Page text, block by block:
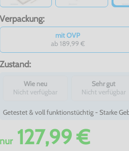
Verpackung:
mit OVP
ab 189,99 €
Zustand:
Wie neu
Nicht verfügbar
Sehr gut
Nicht verfügbar
Getestet & voll funktionstüchtig - Starke
nur127,99 €